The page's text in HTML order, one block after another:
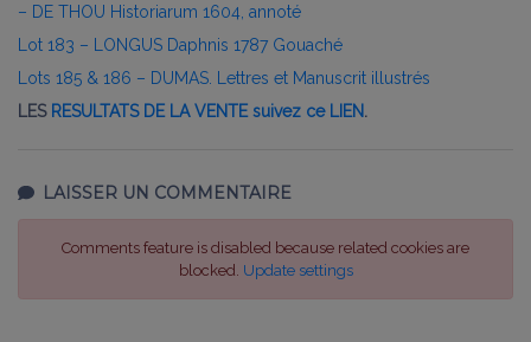
– DE THOU Historiarum 1604, annoté
Lot 183 – LONGUS Daphnis 1787 Gouaché
Lots 185 & 186 – DUMAS. Lettres et Manuscrit illustrés
LES RESULTATS DE LA VENTE suivez ce LIEN.
LAISSER UN COMMENTAIRE
Comments feature is disabled because related cookies are
blocked. Update settings